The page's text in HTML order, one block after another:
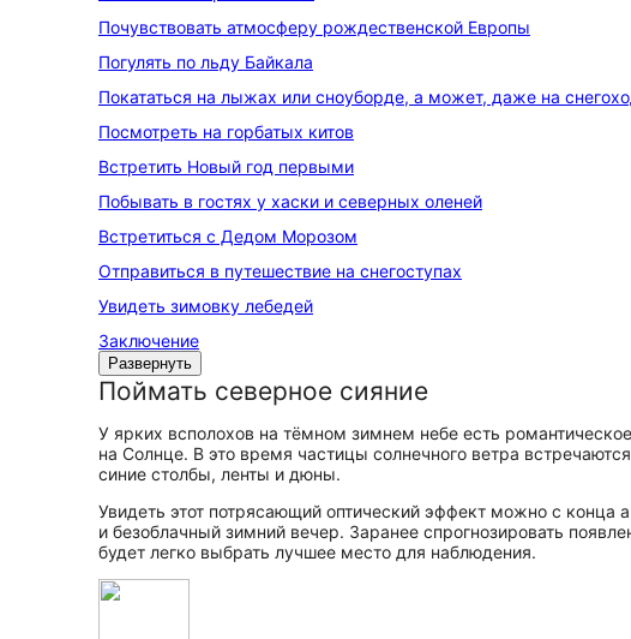
Почувствовать атмосферу рождественской Европы
Погулять по льду Байкала
Покататься на лыжах или сноуборде, а может, даже на
Посмотреть на горбатых китов
Встретить Новый год первыми
Побывать в гостях у хаски и северных оленей
Встретиться с Дедом Морозом
Отправиться в путешествие на снегоступах
Увидеть зимовку лебедей
Заключение
Развернуть
Поймать северное сияние
У ярких всполохов на тёмном зимнем небе есть
на Солнце. В это время частицы солнечного ветра
синие столбы, ленты и дюны.
Увидеть этот потрясающий оптический эффект можно с
и безоблачный зимний вечер. Заранее спрогнозировать
будет легко выбрать лучшее место для наблюдения.